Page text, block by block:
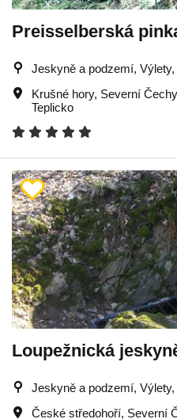
Preisselberská
Jeskyně a podzemí,
Krušné hory, Severní Čechy
Teplicko
Loupežnická
Jeskyně a podzemí,
České středohoří, Severní